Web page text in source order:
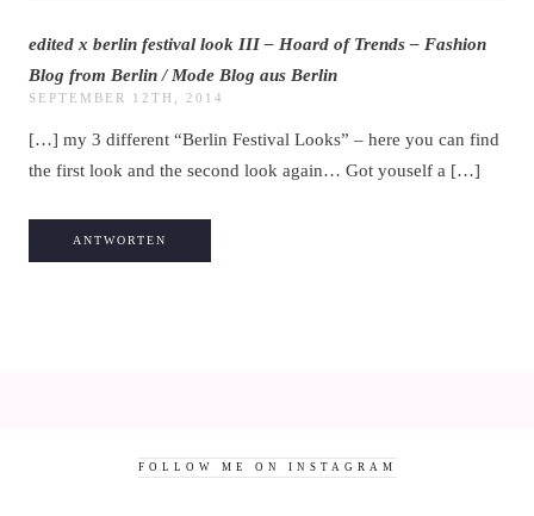
edited x berlin festival look III – Hoard of Trends – Fashion
Blog from Berlin / Mode Blog aus Berlin
SEPTEMBER 12TH, 2014
[…] my 3 different “Berlin Festival Looks” – here you can find
the first look and the second look again… Got youself a […]
ANTWORTEN
FOLLOW ME ON INSTAGRAM